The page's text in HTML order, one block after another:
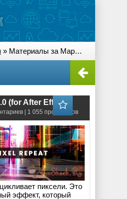
» Материалы за Март 2025 года » Страница 3
(for After Effects)
| 1 055 просмотров
пиксели. Это
эффект, который